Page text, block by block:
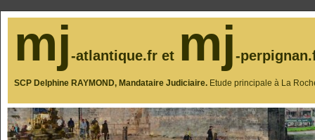
mj-atlantique.fr et mj-
SCP Delphine RAYMOND, Mandataire Judiciaire. Etude principale à La